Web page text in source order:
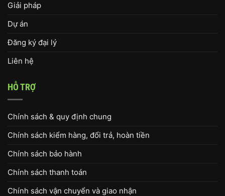
Giải pháp
Dự án
Đăng ký đại lý
Liên hệ
HỖ TRỢ
Chính sách & quy định chung
Chính sách kiểm hàng, đổi trả, hoàn tiền
Chính sách bảo hành
Chính sách thanh toán
Chính sách vận chuyển và giao nhận